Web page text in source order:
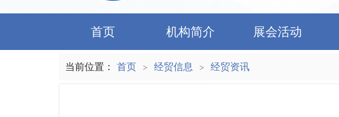
首页 机构简介 展会活动
当前位置： 首页 > 经贸信息 > 经贸资讯